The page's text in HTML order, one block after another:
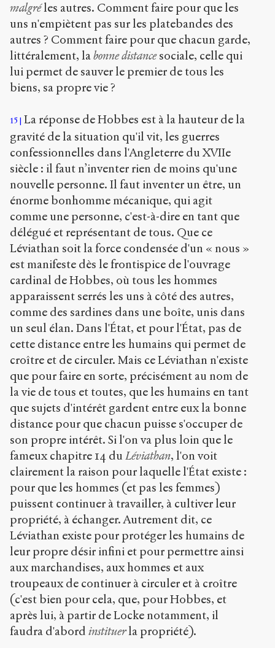
malgréles autres. Comment faire pour que les
uns n'empiètent pas sur les platebandes des
autres ? Comment faire pour que chacun garde,
littéralement, labonne distancesociale, celle qui
lui permet de sauver le premier de tous les
biens, sa propre vie ?
15 La réponse de Hobbes est à la hauteur de la
gravité de la situation qu'il vit, les guerres
confessionnelles dans l'Angleterre du XVIIe
siècle : il faut n’inventer rien de moins qu'une
nouvelle personne. Il faut inventer un être, un
énorme bonhomme mécanique, qui agit
comme une personne, c'est-à-dire en tant que
délégué et représentant de tous. Que ce
Léviathan soit la force condensée d'un « nous »
est manifeste dès le frontispice de l'ouvrage
cardinal de Hobbes, où tous les hommes
apparaissent serrés les uns à côté des autres,
comme des sardines dans une boîte, unis dans
un seul élan. Dans l'État, et pour l'État, pas de
cette distance entre les humains qui permet de
croître et de circuler. Mais ce Léviathan n'existe
que pour faire en sorte, précisément au nom de
la vie de tous et toutes, que les humains en tant
que sujets d'intérêt gardent entre eux la bonne
distance pour que chacun puisse s'occuper de
son propre intérêt. Si l'on va plus loin que le
fameux chapitre 14 du Léviathan, l'on voit
clairement la raison pour laquelle l'État existe :
pour que les hommes (et pas les femmes)
puissent continuer à travailler, à cultiver leur
propriété, à échanger. Autrement dit, ce
Léviathan existe pour protéger les humains de
leur propre désir infini et pour permettre ainsi
aux marchandises, aux hommes et aux
troupeaux de continuer à circuler et à croître
(c'est bien pour cela, que, pour Hobbes, et
après lui, à partir de Locke notamment, il
faudra d'abord instituerla propriété).